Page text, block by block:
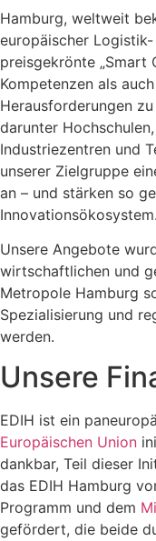
Hamburg, weltweit
europäischer
preisgekrönte „Smart
Kompetenzen als
Herausforderungen
darunter
Industriezentren und
unserer Zielgruppe
an – und stärken so
Innovationsökosystem.
Unsere Angebote
wirtschaftlichen und
Metropole Hamburg
Spezialisierung und
werden.
Unsere
EDIH ist ein
Europäischen Union
dankbar, Teil dieser
das EDIH Hamburg
Programm und dem
gefördert, die beide